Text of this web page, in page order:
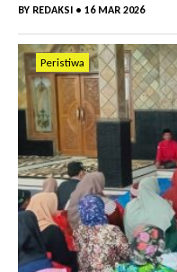
BY REDAKSI • 16 MAR 2026
Peristiwa